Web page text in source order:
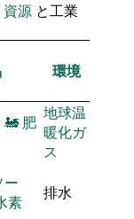
資源 と工業
環境
🚂 肥 地球温
暖化ガ
ス
ー
素 排水